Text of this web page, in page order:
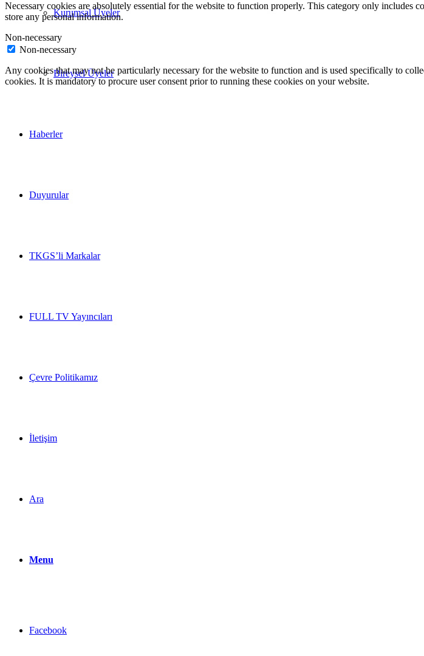
Kurumsal Üyeler
Bireysel Üyeler
Haberler
Duyurular
TKGS’li Markalar
FULL TV Yayıncıları
Çevre Politikamız
İletişim
Ara
Menu
Facebook
Necessary cookies are absolutely essential for the website to function properly. This category only includes
store any personal information.
Non-necessary
Non-necessary
Any cookies that may not be particularly necessary for the website to function and is used specifically to
cookies. It is mandatory to procure user consent prior to running these cookies on your website.